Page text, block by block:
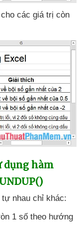
các giá trị còn
dụng hàm
nhau chỉ khác:
1 số theo hướng